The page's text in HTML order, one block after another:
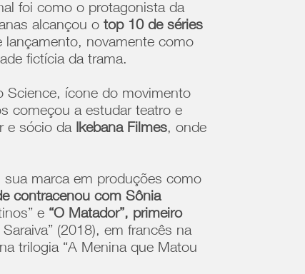
foi como o protagonista da
alcançou otop 10 de séries
lançamento, novamente como
fictícia da trama.
Science, ícone do movimento
começou a estudar teatro e
e sócio da Ikebana Filmes, onde
sua marca em produções como
contracenou com Sônia
e “O Matador”, primeiro
(2018), em francês na
trilogia “A Menina que Matou